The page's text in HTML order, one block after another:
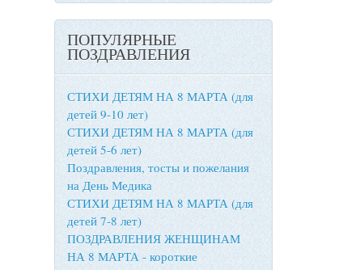
ПОПУЛЯРНЫЕ
ПОЗДРАВЛЕНИЯ
СТИХИ ДЕТЯМ НА 8 МАРТА (для
детей 9-10 лет)
СТИХИ ДЕТЯМ НА 8 МАРТА (для
детей 5-6 лет)
Поздравления, тосты и пожелания
на День Медика
СТИХИ ДЕТЯМ НА 8 МАРТА (для
детей 7-8 лет)
ПОЗДРАВЛЕНИЯ ЖЕНЩИНАМ
НА 8 МАРТА - короткие